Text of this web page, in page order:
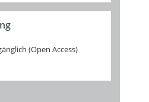
(Open Access)